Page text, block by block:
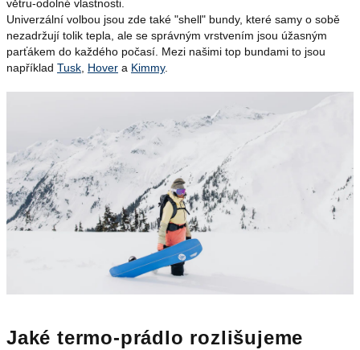
větru-odolné vlastnosti.
Univerzální volbou jsou zde také "shell" bundy, které samy o sobě
nezadržují tolik tepla, ale se správným vrstvením jsou úžasným
parťákem do každého počasí. Mezi našimi top bundami to jsou
například Tusk Hover a Kimmy.
Jaké termo-prádlo rozlišujeme